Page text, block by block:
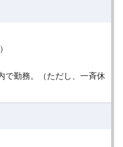
で勤務。（ただし、一斉休